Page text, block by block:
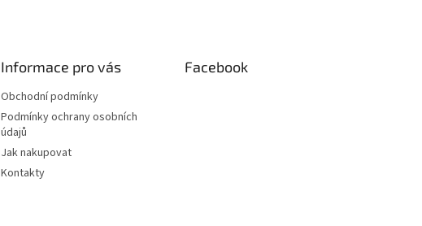
Informace pro vás
Obchodní podmínky
Podmínky ochrany osobních
údajů
Jak nakupovat
Kontakty
Facebook